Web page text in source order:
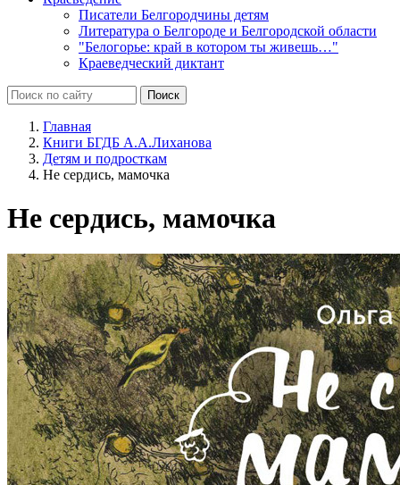
Писатели Белгородчины детям
Литература о Белгороде и Белгородской области
"Белогорье: край в котором ты живешь…"
Краеведческий диктант
Главная
Книги БГДБ А.А.Лиханова
Детям и подросткам
Не сердись, мамочка
Не сердись, мамочка